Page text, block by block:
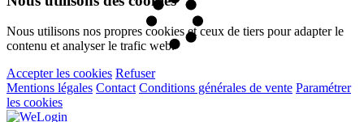
Nous utilisons nos propres cookies et ceux de tiers pour adapter le
contenu et analyser le trafic web.
Accepter les cookies Refuser
Mentions légales Contact Conditions générales de vente Paramétrer
les cookies